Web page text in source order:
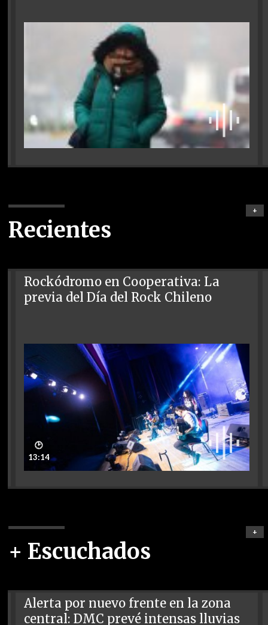
Recientes
+
Rockódromo en Cooperativa: La
previa del Día del Rock Chileno
🕑
13:14
+ Escuchados
+
Alerta por nuevo frente en la zona
central: DMC prevé intensas lluvias